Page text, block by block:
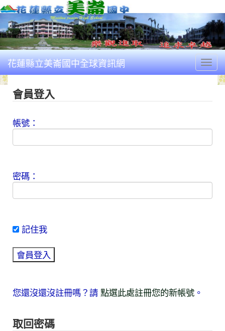
花蓮縣立美崙國中全球資訊網
會員登入
帳號：
密碼：
記住我
您還沒還沒註冊嗎？請 點選此處註冊您的新帳號 。
取回密碼